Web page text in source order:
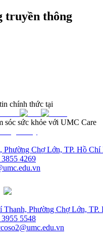
truyền thông
chính thức tại
sóc sức khỏe với UMC Care
Phường Chợ Lớn, TP. Hồ Chí
4269
Thanh, Phường Chợ Lớn,
5548